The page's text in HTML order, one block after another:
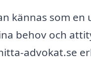
kännas som
behov och
advokat.se